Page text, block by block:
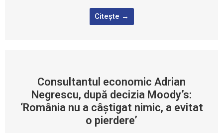
Citește →
Consultantul economic Adrian
Negrescu, după decizia Moody’s:
‘România nu a câştigat nimic, a evitat
o pierdere’